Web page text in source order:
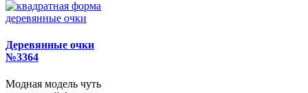
Деревянные очки
№3364
Модная модель чуть